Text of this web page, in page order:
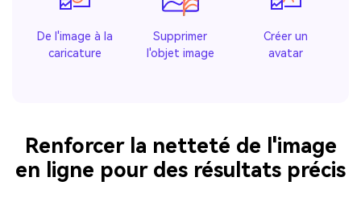
De l'image à la
caricature
Supprimer
l'objet image
Créer un
avatar
Renforcer la netteté de l'image
en ligne pour des résultats précis